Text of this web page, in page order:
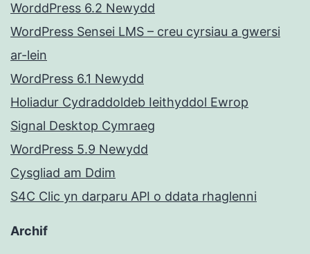
WorddPress 6.2 Newydd
WordPress Sensei LMS – creu cyrsiau a gwersi
ar-lein
WordPress 6.1 Newydd
Holiadur Cydraddoldeb Ieithyddol Ewrop
Signal Desktop Cymraeg
WordPress 5.9 Newydd
Cysgliad am Ddim
S4C Clic yn darparu API o ddata rhaglenni
Archif